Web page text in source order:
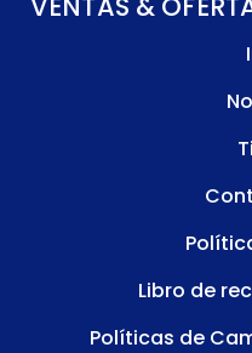
Libro de
Políticas de